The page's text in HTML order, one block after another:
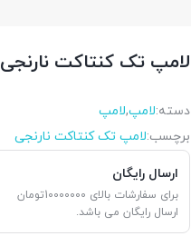
لامپ تک کنتاکت نارنجی
دسته:لامپ,لامپ
برچسب:لامپ تک کنتاکت نارنجی
ارسال رایگان
برای سفارشات بالای 10000000تومان
ارسال رایگان می باشد.